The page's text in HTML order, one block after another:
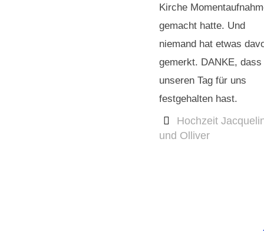
Kirche
gemacht hatte. Und
niemand hat etwas
gemerkt. DANKE, dass
unseren Tag für uns
festgehalten hast.
Hochzeit
und Olliver